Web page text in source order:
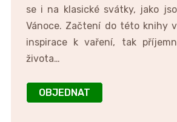
se i na klasické svátky, jako
Vánoce. Začtení do této knihy
inspirace k vaření, tak
života…
OBJEDNAT